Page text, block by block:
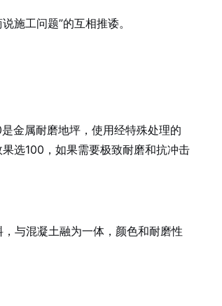
施工问题”的互相推诿。
金属耐磨地坪，使用经特殊处理的
选100，如果需要极致耐磨和抗冲击
与混凝土融为一体，颜色和耐磨性